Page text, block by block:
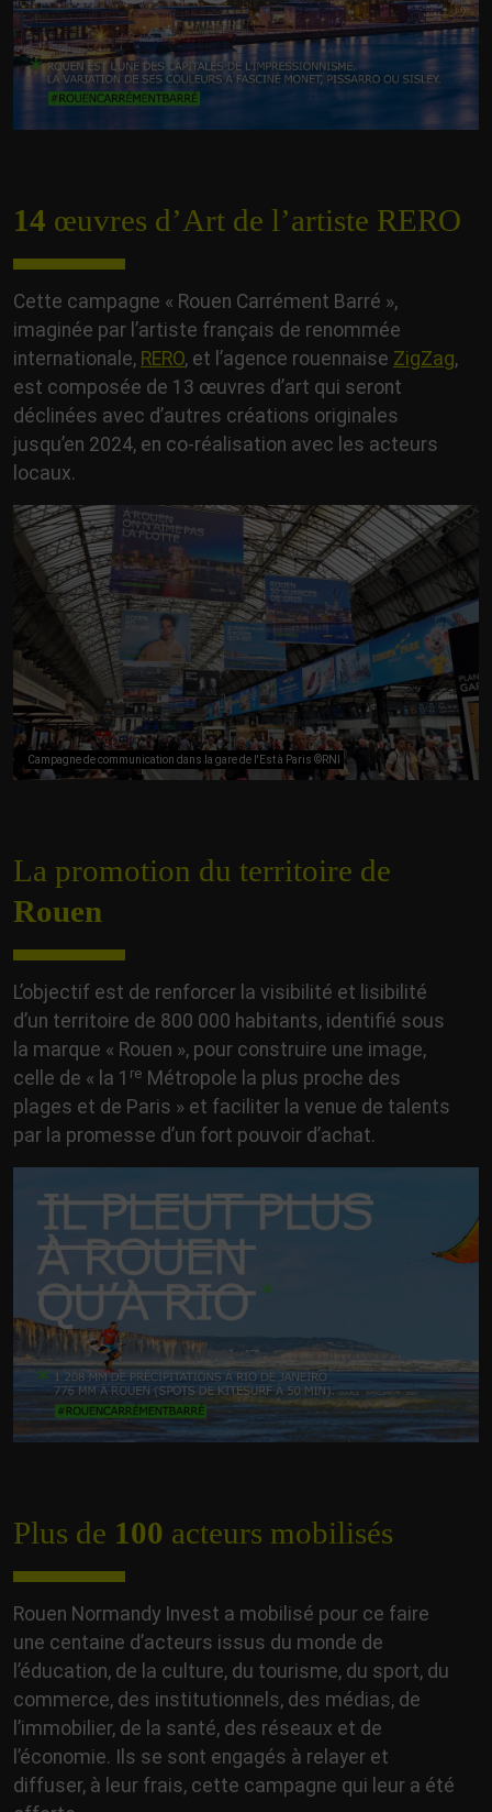
14 œuvres d’Art de l’artiste RERO
Cette campagne « Rouen Carrément Barré »,
imaginée par l’artiste français de renommée
internationale, RERO, et l’agence rouennaise ZigZag,
est composée de 13 œuvres d’art qui seront
déclinées avec d’autres créations originales
jusqu’en 2024, en co-réalisation avec les acteurs
locaux.
Campagne de communication dans la gare de l'Est à Paris ©RNI
La promotion du territoire de
Rouen
L’objectif est de renforcer la visibilité et lisibilité
d’un territoire de 800 000 habitants, identifié sous
la marque « Rouen », pour construire une image,
celle de « la 1 re Métropole la plus proche des
plages et de Paris » et faciliter la venue de talents
par la promesse d’un fort pouvoir d’achat.
Plus de 100 acteurs mobilisés
Rouen Normandy Invest a mobilisé pour ce faire
une centaine d’acteurs issus du monde de
l’éducation, de la culture, du tourisme, du sport, du
commerce, des institutionnels, des médias, de
l’immobilier, de la santé, des réseaux et de
l’économie. Ils se sont engagés à relayer et
diffuser, à leur frais, cette campagne qui leur a été